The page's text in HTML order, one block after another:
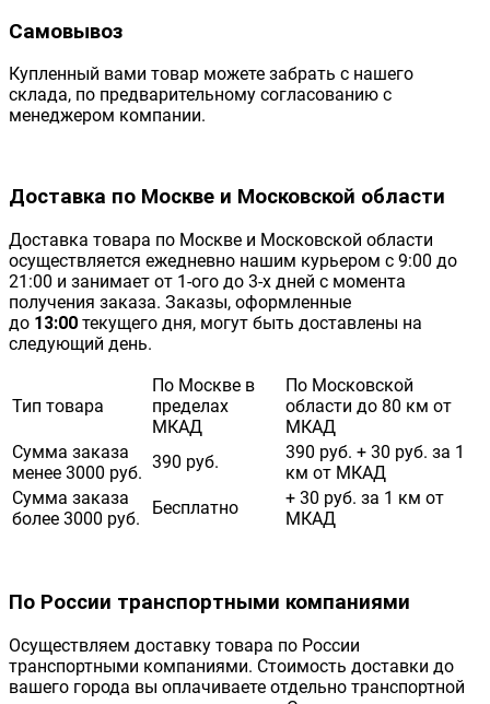
Самовывоз
Купленный вами товар можете забрать с нашего
склада, по предварительному согласованию с
менеджером компании.
Доставка по Москве и Московской области
Доставка товара по Москве и Московской области
осуществляется ежедневно нашим курьером с 9:00 до
21:00 и занимает от 1-ого до 3-х дней с момента
получения заказа. Заказы, оформленные
до 13:00 текущего дня, могут быть доставлены на
следующий день.
Тип товара
По Москве в
пределах
МКАД
По Московской
области до 80 км от
МКАД
Сумма заказа
менее 3000 руб.
390 руб.
390 руб. + 30 руб. за 1
км от МКАД
Сумма заказа
более 3000 руб.
Бесплатно
+ 30 руб. за 1 км от
МКАД
По России транспортными компаниями
Осуществляем доставку товара по России
транспортными компаниями. Стоимость доставки до
вашего города вы оплачиваете отдельно транспортной